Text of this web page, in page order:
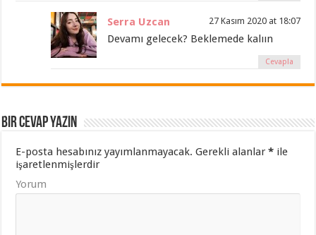
Serra Uzcan 27 Kasım 2020 at 18:07
Devamı gelecek? Beklemede kalıın
Cevapla
Bir cevap yazın
E-posta hesabınız yayımlanmayacak. Gerekli alanlar* ile
işaretlenmişlerdir
Yorum